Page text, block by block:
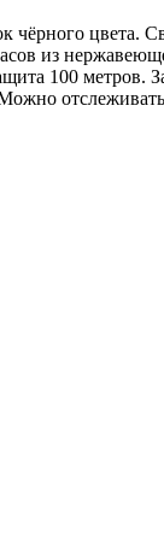
чёрного цвета.
из
100 метров.